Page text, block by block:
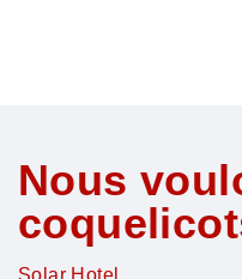
Nous
Solar Hotel